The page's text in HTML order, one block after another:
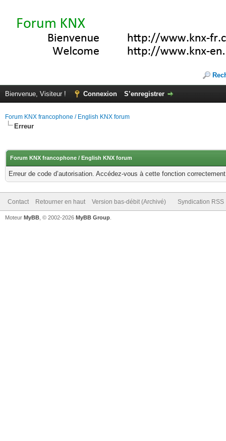
Bienvenue, Visiteur ! Connexion S’enregistrer
Forum KNX francophone / English KNX forum
Erreur
Forum KNX francophone / English KNX forum
Erreur de code d’autorisation. Accédez-vous à cette fonction
Contact Retourner en haut Version bas-débit (Archivé) Syndication RSS
Moteur MyBB , © 2002-2026 MyBB Group